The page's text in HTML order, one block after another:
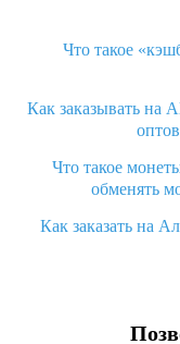
Что такое
Как заказывать на
Что такое
обменять
Как заказать на
Что значит